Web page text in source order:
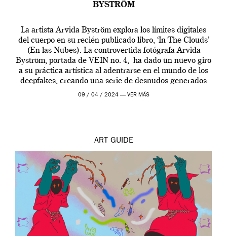
BYSTRÖM
La artista Arvida Byström explora los límites digitales
del cuerpo en su recién publicado libro, ‘In The Clouds’
(En las Nubes). La controvertida fotógrafa Arvida
Byström, portada de VEIN no. 4, ha dado un nuevo giro
a su práctica artística al adentrarse en el mundo de los
deepfakes, creando una serie de desnudos generados
por […]
09 / 04 / 2024 — VER MÁS
ART GUIDE